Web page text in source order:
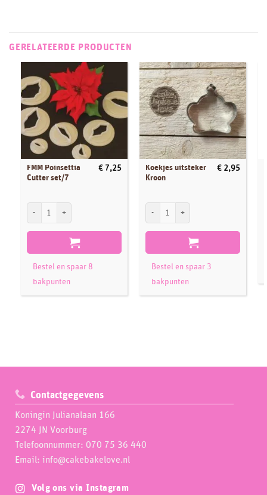
GERELATEERDE PRODUCTEN
FMM Poinsettia
Cutter set/7
€ 7,25
Bestel en spaar 8
bakpunten
Koekjes uitsteker
Kroon
€ 2,95
Bestel en spaar 3
bakpunten
Contactgegevens
Koningin Julianalaan 166
2274 JN Voorburg
Telefoonnummer: 070 75 36 440
Email: info@cakebakelove.nl
Volg ons via Instagram